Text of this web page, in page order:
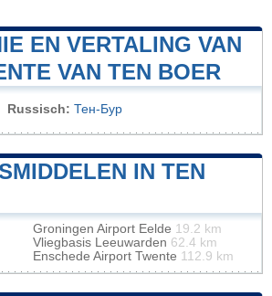
EN VERTALING VAN
VAN TEN BOER
Russisch: Тен-Бур
IN TEN
Groningen Airport Eelde 19.2 km
Vliegbasis Leeuwarden 62.4 km
Enschede Airport Twente 112.9 km